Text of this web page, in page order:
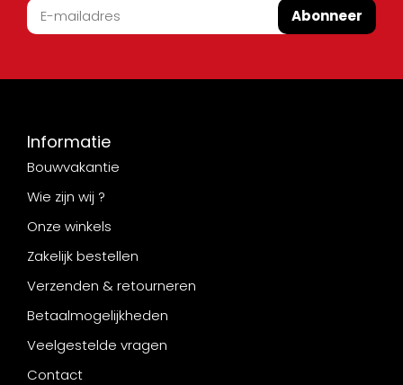
Abonneer
Informatie
Bouwvakantie
Wie zijn wij ?
Onze winkels
Zakelijk bestellen
Verzenden & retourneren
Betaalmogelijkheden
Veelgestelde vragen
Contact